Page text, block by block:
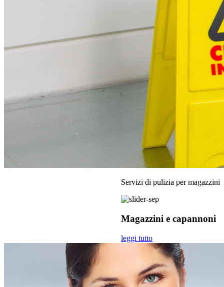
Servizi di pulizia per magazzini
Magazzini e capannoni
leggi tutto